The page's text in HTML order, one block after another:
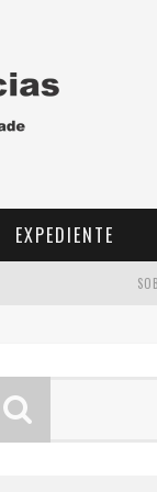
EXPEDIENTE